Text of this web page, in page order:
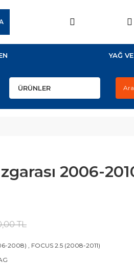
YAĞ
Ara
2006-
TL
2008) , FOCUS 2.5 (2008-2011)